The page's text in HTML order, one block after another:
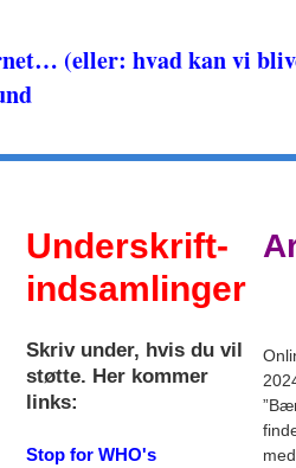
(eller: hvad kan vi
Underskrift-
indsamlinger
Skriv under, hvis du vil
støtte. Her kommer
links:
Stop for WHO's